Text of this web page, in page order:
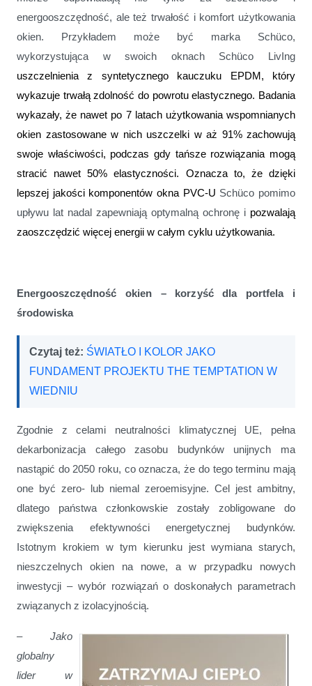
energooszczędność, ale też trwałość i komfort użytkowania
okien. Przykładem może być marka Schüco,
wykorzystująca w swoich oknach Schüco LivIng
uszczelnienia z syntetycznego kauczuku EPDM, który
wykazuje trwałą zdolność do powrotu elastycznego. Badania
wykazały, że nawet po 7 latach użytkowania wspomnianych
okien zastosowane w nich uszczelki w aż 91% zachowują
swoje właściwości, podczas gdy tańsze rozwiązania mogą
stracić nawet 50% elastyczności. Oznacza to, że dzięki
lepszej jakości komponentów okna PVC-U Schüco pomimo
upływu lat nadal zapewniają optymalną ochronę i pozwalają
zaoszczędzić więcej energii w całym cyklu użytkowania.
Energooszczędność okien – korzyść dla portfela i
środowiska
Czytaj też: ŚWIATŁO I KOLOR JAKO
FUNDAMENT PROJEKTU THE TEMPTATION W
WIEDNIU
Zgodnie z celami neutralności klimatycznej UE, pełna
dekarbonizacja całego zasobu budynków unijnych ma
nastąpić do 2050 roku, co oznacza, że do tego terminu mają
one być zero- lub niemal zeroemisyjne. Cel jest ambitny,
dlatego państwa członkowskie zostały zobligowane do
zwiększenia efektywności energetycznej budynków.
Istotnym krokiem w tym kierunku jest wymiana starych,
nieszczelnych okien na nowe, a w przypadku nowych
inwestycji – wybór rozwiązań o doskonałych parametrach
związanych z izolacyjnością.
– Jako
globalny
lider w